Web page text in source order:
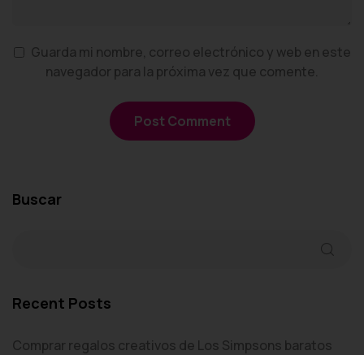
Guarda mi nombre, correo electrónico y web en este
navegador para la próxima vez que comente.
Buscar
Recent Posts
Comprar regalos creativos de Los Simpsons baratos